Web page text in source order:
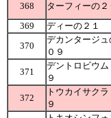
368 ターフィーの２
369
ディーの２１
370
デカンタージュ
０９
371
デントロビウム
９
372
トウカイサクラ
９